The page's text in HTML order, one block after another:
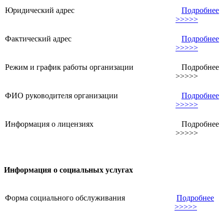
Юридический адрес
Подробнее
>>>>>
Фактический адрес
Подробнее
>>>>>
Режим и график работы организации
Подробнее
>>>>>
ФИО руководителя организации
Подробнее
>>>>>
Информация о лицензиях
Подробнее
>>>>>
Информация о социальных услугах
Форма социального обслуживания
Подробнее
>>>>>